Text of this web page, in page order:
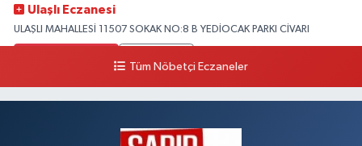
Ulaşlı Eczanesi
ULAŞLI MAHALLESİ 11507 SOKAK NO:8 B YEDİOCAK PARKI CİVARI
Tüm Nöbetçi Eczaneler